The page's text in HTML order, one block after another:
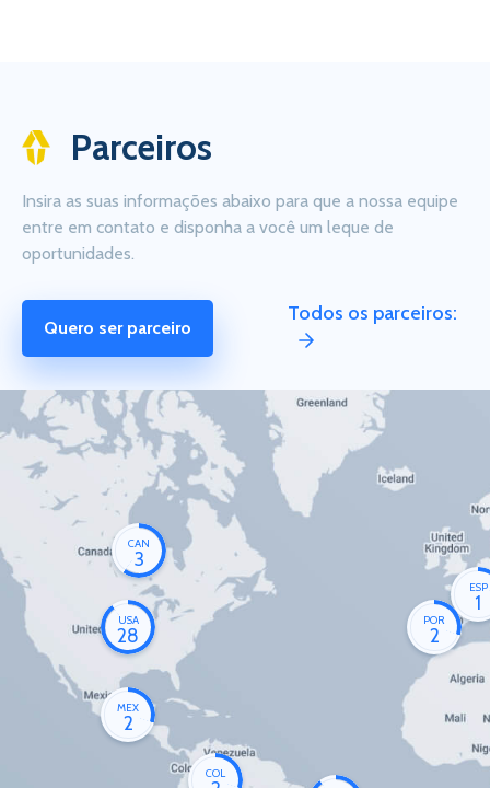
Parceiros
Insira as suas informações abaixo para que a nossa equipe
entre em contato e disponha a você um leque de
oportunidades.
Quero ser parceiro
Todos os parceiros:
CAN
3
USA
28
MEX
2
COL
POR
2
ESP
1